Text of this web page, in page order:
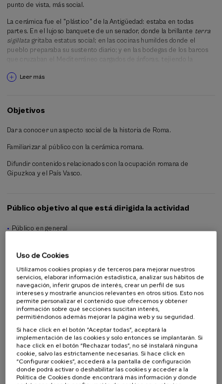
punto de vista, más social.
La cerámica fue el "plástico" de la Antigüedad: estaba en todas
partes. En el lujoso banquete de un senador, donde la brillante terra
sigillata gritaba estatus social; en las cocinas humildes donde el
pueblo preparaba su sustento diario; y en las bodegas de los barcos
que cruzaban el Mediterráneo cargados de ánforas, tejiendo la
logística masiva que alimentaba a millones de personas; por último, se
y la necesidad, grabada para siempre en las texturas de la cerámica
de los romanos, así como los gustos y hábitos de todas las clases
sociales. Porque a veces, para entender la dimensión de un imperio,
Leer más
Objetivos
Dar a conocer un aspecto social de la historia de Roma.
Familiarizar al público con la cerámica romana.
Difundir contenidos relacionados con la ocupación romana de
Gipuzkoa y el País Vasco.
Público objetivo al que está dirigida la actividad
Público en general
Profesorado
Colabora
Fecha pasada
Lista
espera
Plazo de matricula finalizado
Director/a
Uso de Cookies
Utilizamos cookies propias y de terceros para mejorar nuestros
servicios, elaborar información estadística, analizar sus hábitos de
navegación, inferir grupos de interés, crear un perfil de sus
intereses y mostrarle anuncios relevantes en otros sitios. Esto nos
permite personalizar el contenido que ofrecemos y obtener
información sobre qué secciones suscitan interés,
permitiéndonos además mejorar la página web y su seguridad.
Si hace click en el botón “Aceptar todas”, aceptará la
implementación de las cookies y solo entonces se implantarán. Si
hace click en el botón “Rechazar todas”, no sé instalará ninguna
cookie, salvo las estrictamente necesarias. Si hace click en
“Configurar cookies”, accederá a la pantalla de configuración
donde podrá activar o deshabilitar las cookies y acceder a la
Política de Cookies donde encontrará más información y donde